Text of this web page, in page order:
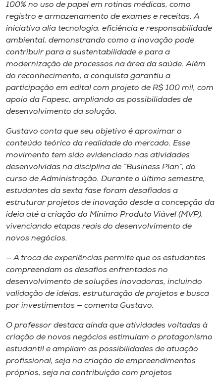
Selecione
o idioma
100% no uso de papel em rotinas médicas, como
registro e armazenamento de exames e receitas. A
iniciativa alia tecnologia, eficiência e responsabilidade
ambiental, demonstrando como a inovação pode
contribuir para a sustentabilidade e para a
modernização de processos na área da saúde. Além
do reconhecimento, a conquista garantiu a
participação em edital com projeto de R$ 100 mil, com
apoio da Fapesc, ampliando as possibilidades de
desenvolvimento da solução.
Gustavo conta que seu objetivo é aproximar o
conteúdo teórico da realidade do mercado. Esse
movimento tem sido evidenciado nas atividades
desenvolvidas na disciplina de “Business Plan”, do
curso de Administração. Durante o último semestre,
estudantes da sexta fase foram desafiados a
estruturar projetos de inovação desde a concepção da
ideia até a criação do Mínimo Produto Viável (MVP),
vivenciando etapas reais do desenvolvimento de
novos negócios.
— A troca de experiências permite que os estudantes
compreendam os desafios enfrentados no
desenvolvimento de soluções inovadoras, incluindo
validação de ideias, estruturação de projetos e busca
por investimentos — comenta Gustavo.
O professor destaca ainda que atividades voltadas à
criação de novos negócios estimulam o protagonismo
estudantil e ampliam as possibilidades de atuação
profissional, seja na criação de empreendimentos
próprios, seja na contribuição com projetos